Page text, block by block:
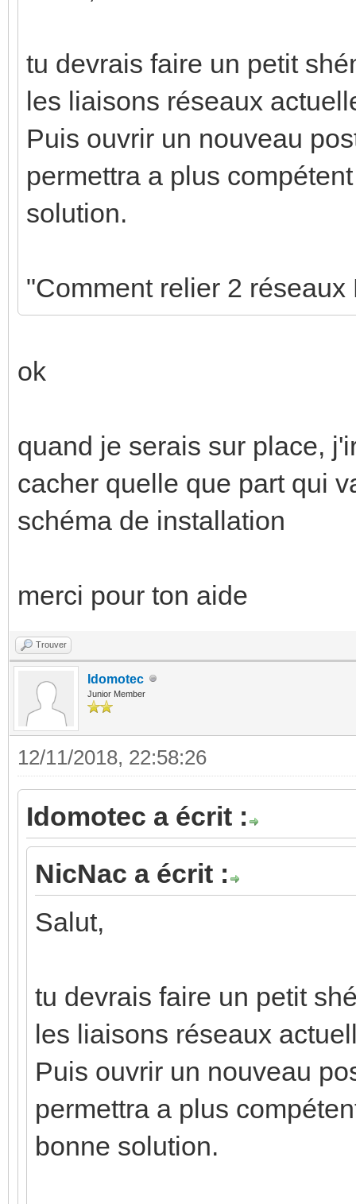
tu devrais faire un petit
les liaisons réseaux
Puis ouvrir un nouveau
permettra a plus
solution.
"Comment relier 2 réseaux
ok
quand je serais sur place,
cacher quelle que part qui
schéma de installation
merci pour ton aide
Trouver
Idomotec
Junior Member
12/11/2018, 22:58:26
Idomotec a écrit :
NicNac a écrit :
Salut,
tu devrais faire un petit
les liaisons réseaux
Puis ouvrir un nouveau
permettra a plus
bonne solution.